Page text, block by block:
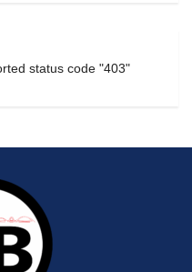
status code "403"